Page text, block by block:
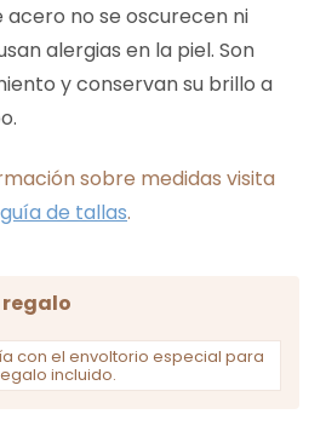
acero no se oscurecen ni
alergias en la piel. Son
y conservan su brillo a
sobre medidas visita
guía de tallas.
con el envoltorio especial para
incluido.